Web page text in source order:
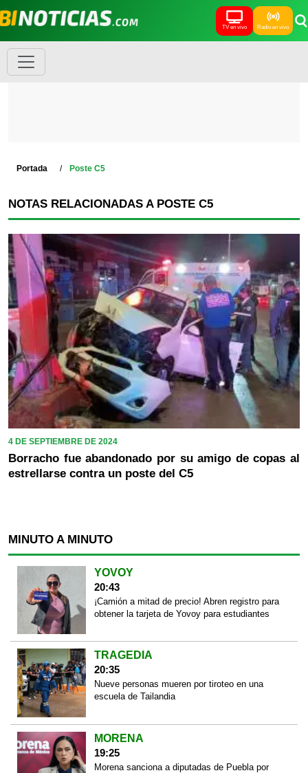
TV en vivo Radio en vivo
Portada Poste C5
NOTAS RELACIONADAS A POSTE C5
4 DE SEPTIEMBRE DE 2024
Borracho fue abandonado por su amigo de copas al
estrellarse contra un poste del C5
MINUTO A MINUTO
YOVOY
20:43
¡Camión a mitad de precio! Abren registro para
obtener la tarjeta de Yovoy para estudiantes
TRAGEDIA
20:35
Nueve personas mueren por tiroteo en una
escuela de Tailandia
MORENA
19:25
Morena sanciona a diputadas de Puebla por